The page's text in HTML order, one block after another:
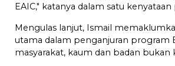
EAIC," katanya dalam satu kenyataan
Mengulas lanjut, Ismail
utama dalam penganjuran program
masyarakat, kaum dan badan bukan